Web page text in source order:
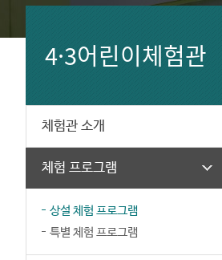
4·3어린이체험관
체험관 소개
체험 프로그램
상설 체험 프로그램
특별 체험 프로그램